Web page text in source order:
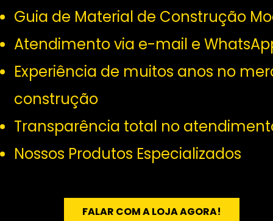
Guia de Material de Construção
Atendimento via e-mail e
Experiência de muitos anos no
construção
Transparência total no
Nossos Produtos Especializados
FALAR COM A LOJA AGORA!